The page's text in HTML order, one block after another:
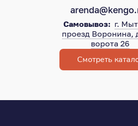
Самовывоз: г.
проезд Воронина,
ворота 26
Смотреть